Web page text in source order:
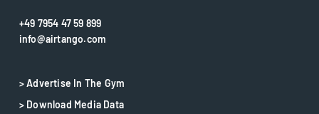
+49 7954 47 59 899
info@airtango.com
> Advertise In The Gym
> Download Media Data